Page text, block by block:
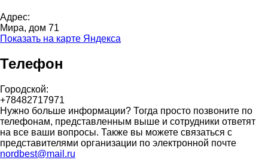
Адрес:
Мира, дом 71
Показать на карте Яндекса
Телефон
Городской:
+78482717971
Нужно больше информации? Тогда просто позвоните по
телефонам, представленным выше и сотрудники ответят
на все ваши вопросы. Также вы можете связаться с
представителями организации по электронной почте
nordbest@mail.ru